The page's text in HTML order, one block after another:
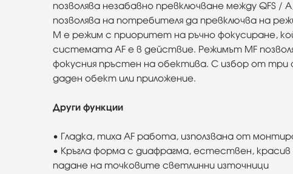
позволява незабавно превключване между QFS
позволява на потребителя да превключва на
M е режим с приоритет на ръчно фокусиране,
системата AF е в действие. Режимът MF
фокусния пръстен на обектива. С избор от
даден обект или приложение.
Други функции
• Гладка, тиха AF работа, използвана от
• Кръгла форма с диафрагма, естествен,
падане на точковите светлинни източници